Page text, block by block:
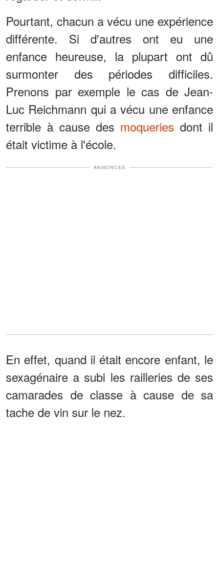
Pourtant, chacun a vécu une expérience
différente. Si d'autres ont eu une
enfance heureuse, la plupart ont dû
surmonter des périodes difficiles.
Prenons par exemple le cas de Jean-
Luc Reichmann qui a vécu une enfance
terrible à cause des moqueries dont il
était victime à l'école.
ANNONCES
En effet, quand il était encore enfant, le
sexagénaire a subi les railleries de ses
camarades de classe à cause de sa
tache de vin sur le nez.